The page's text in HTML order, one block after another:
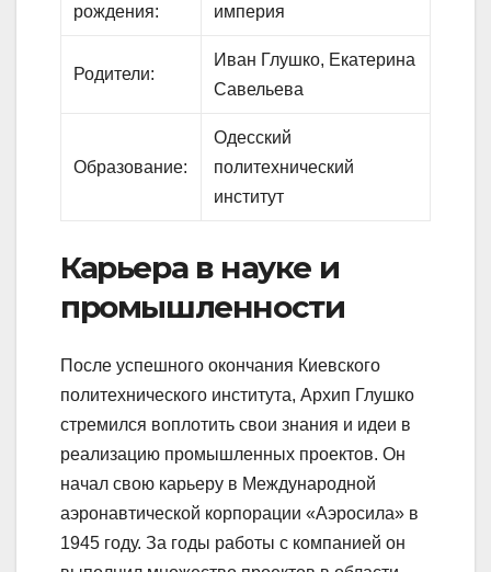
рождения:
империя
Родители:
Иван Глушко, Екатерина
Савельева
Образование:
Одесский
политехнический
институт
Карьера в науке и
промышленности
После успешного окончания Киевского
политехнического института, Архип Глушко
стремился воплотить свои знания и идеи в
реализацию промышленных проектов. Он
начал свою карьеру в Международной
аэронавтической корпорации «Аэросила» в
1945 году. За годы работы с компанией он